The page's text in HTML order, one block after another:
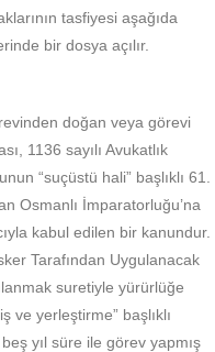
tasfiyesi aşağıda
bir dosya açılır.
doğan veya görevi
1136 sayılı Avukatlık
“suçüstü hali” başlıklı 61.
Osmanlı İmparatorluğu’na
kabul edilen bir kanundur.
Tarafından Uygulanacak
suretiyle yürürlüğe
ve yerleştirme” başlıklı
yıl süre ile görev yapmış